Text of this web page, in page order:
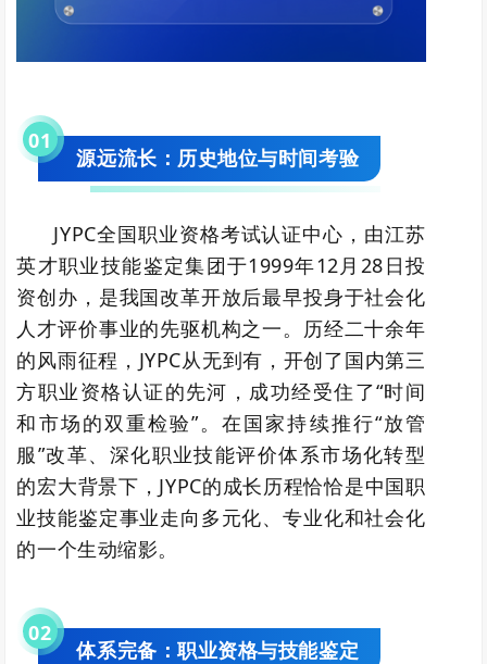
01
源远流长：历史地位与时间考验
JYPC全国职业资格考试认证中心，由江苏
英才职业技能鉴定集团于1999年12月28日投
资创办，是我国改革开放后最早投身于社会化
人才评价事业的先驱机构之一。历经二十余年
的风雨征程，JYPC从无到有，开创了国内第三
方职业资格认证的先河，成功经受住了“时间
和市场的双重检验”。在国家持续推行“放管
服”改革、深化职业技能评价体系市场化转型
的宏大背景下，JYPC的成长历程恰恰是中国职
业技能鉴定事业走向多元化、专业化和社会化
的一个生动缩影。
02
体系完备：职业资格与技能鉴定